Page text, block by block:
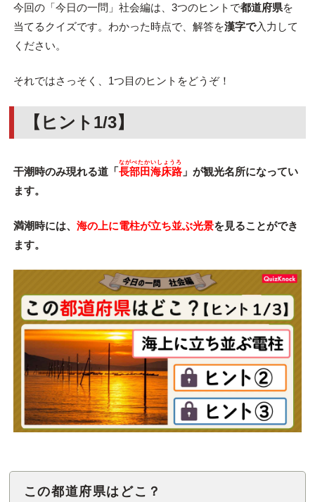
今回の「今日の一問」社会編は、3つのヒントで都道府県を
当てるクイズです。わかった時点で、解答を漢字で入力して
ください。
それではさっそく、1つ目のヒントをどうぞ！
【ヒント1/3】
干潮時のみ現れる道「長部田海床路
ながべたかいしょうろ
」が観光名所になってい
ます。
満潮時には、 海の上に電柱が立ち並ぶ光景を見ることができ
ます。